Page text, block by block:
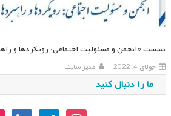
نشست «انجمن و مسئولیت اجتماعی: رویکردها و
جولای 4, 2022 مدیر سایت
ما را دنبال کنید